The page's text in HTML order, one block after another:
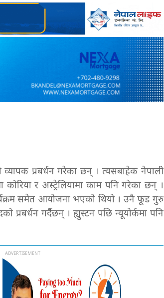
प्रबर्धन गरेका छन् । त्यसबाहेक नेपाली
कोरिया र अस्ट्रेलियामा काम पनि गरेका छन् ।
समेत आयोजना भएको थियो । उनै फूड गुरु
प्रबर्धन गर्दैछन् । ह्युस्टन पछि न्यूयोर्कमा पनि